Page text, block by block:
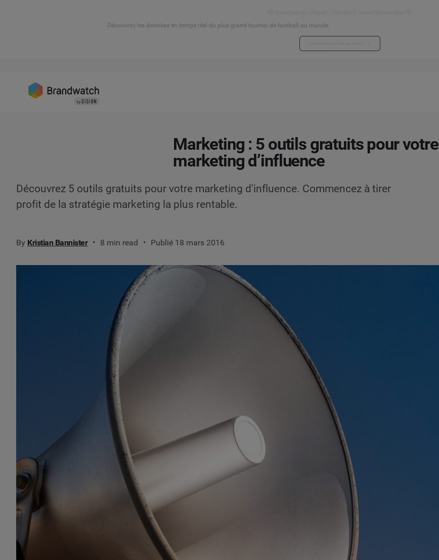
Découvrez les données en temps réel du plus grand tournoi de football au monde.
Marketing : 5 outils gratuits pour votre
marketing d’influence
Découvrez 5 outils gratuits pour votre marketing d'influence. Commencez à tirer
profit de la stratégie marketing la plus rentable.
By Kristian Bannister 8 min read Publié 18 mars 2016